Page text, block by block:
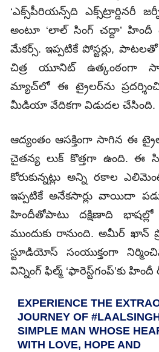
‘ఎక్స్‌పీరియన్స్‌ది ఎక్స్‌ట్రార్డినరీ
అంటూ ‘లాల్‌ సింగ్‌ చద్దా’ హిందీ
మేకర్స్‌. ఇప్పటికే పోస్టర్లు,
చిత్ర యూనిట్‌ ఉత్కంఠంగా
మ్యాచ్‌లో ఈ ట్రైలర్‌ను
మీడియా వేదికగా విడుదల చేసింది.
ఆద్యంతం ఆసక్తింగా సాగిన ఈ
చైతన్య లుక్‌ కొత్తగా ఉంది. ఈ
కోరుకున్నట్లు అన్ని రకాల
ఇప్పటికే అనేకసార్లు వాయిదా
హిందీతోపాటు దక్షిణాది భాషల్లో
ముందుకు రానుంది. అమీర్‌ ఖాన్‌
స్టూడియోస్‌ సంయుక్తంగా
విన్నింగ్‌ ఫిల్మ్‌ ‘ఫారెస్ట్‌గంప్‌’కు
EXPERIENCE THE
JOURNEY OF
SIMPLE MAN WHOSE
WITH LOVE, HOPE AND